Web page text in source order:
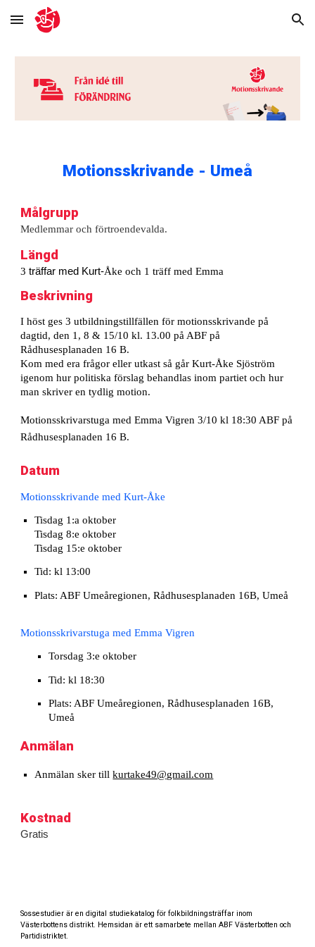
Skip to main content Skip to navigation
Motionsskrivande - Umeå
Målgrupp
Medlemmar och förtroendevalda.
Längd
3träffar med Kurt-Åke och 1 träff med Emma
Beskrivning
I höst ges 3 utbildningstillfällen för motionsskrivande på
dagtid, den 1, 8 & 15/10 kl. 13.00 på ABF på
Rådhusesplanaden 16 B.
Kom med era frågor eller utkast så går Kurt-Åke Sjöström
igenom hur politiska förslag behandlas inom partiet och hur
man skriver en tydlig motion.
Motionsskrivarstuga med Emma Vigren 3/10 kl 18:30 ABF på
Rådhusesplanaden 16 B.
Datum
Motionsskrivande med Kurt-Åke
Tisdag 1:a oktober
Tisdag 8:e oktober
Tisdag 15:e oktober
Tid: kl 13:00
Plats: ABF Umeåregionen, Rådhusesplanaden 16B, Umeå
Motionsskrivarstuga medEmma Vigren
Torsdag 3:e oktober
Tid: kl 18:30
Plats: ABF Umeåregionen, Rådhusesplanaden 16B,
Umeå
Anmälan
Anmälan sker tillkurtake49@gmail.com
Kostnad
Gratis
Sossestudier är en digital studiekatalog för folkbildningsträffar inom
Västerbottens distrikt. Hemsidan är ett samarbete mellan ABF Västerbotten och
Partidistriktet.